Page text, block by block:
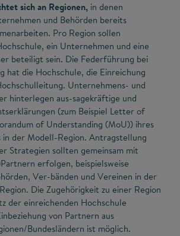
sich an Regionen, in denen
und Behörden bereits
Pro Region sollen
ein Unternehmen und eine
beteiligt sein. Die Federführung bei
hat die Hochschule, die Einreichung
Unternehmens- und
hinterlegen aus-sagekräftige und
(zum Beispiel Letter of
of Understanding (MoU)) ihres
in der Modell-Region. Antragstellung
Strategien sollten gemeinsam mit
erfolgen, beispielsweise
Ver-bänden und Vereinen in der
Die Zugehörigkeit zu einer Region
der einreichenden Hochschule
von Partnern aus
Bundesländern ist möglich.